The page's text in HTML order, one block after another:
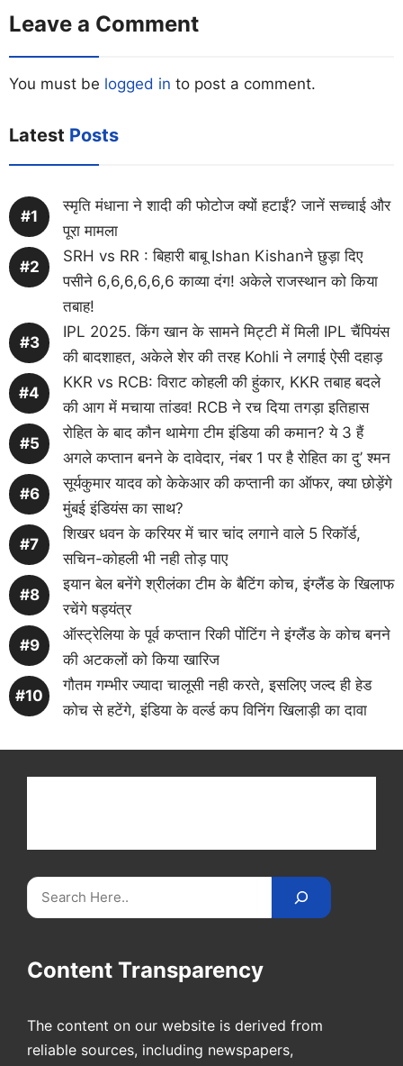
Leave a Comment
You must be logged in to post a comment.
Latest Posts
स्मृति मंधाना ने शादी की फोटोज क्यों हटाईं? जानें सच्चाई और
पूरा मामला
SRH vs RR : बिहारी बाबू Ishan Kishanने छुड़ा दिए
पसीने 6,6,6,6,6,6 काव्या दंग! अकेले राजस्थान को किया
तबाह!
IPL 2025. किंग खान के सामने मिट्टी में मिली IPL चैंपियंस
की बादशाहत, अकेले शेर की तरह Kohli ने लगाई ऐसी दहाड़
KKR vs RCB: विराट कोहली की हुंकार, KKR तबाह बदले
की आग में मचाया तांडव! RCB ने रच दिया तगड़ा इतिहास
रोहित के बाद कौन थामेगा टीम इंडिया की कमान? ये 3 हैं
अगले कप्तान बनने के दावेदार, नंबर 1 पर है रोहित का दु’ श्मन
सूर्यकुमार यादव को केकेआर की कप्तानी का ऑफर, क्या छोड़ेंगे
मुंबई इंडियंस का साथ?
शिखर धवन के करियर में चार चांद लगाने वाले 5 रिकॉर्ड,
सचिन-कोहली भी नही तोड़ पाए
इयान बेल बनेंगे श्रीलंका टीम के बैटिंग कोच, इंग्लैंड के खिलाफ
रचेंगे षड्यंत्र
ऑस्ट्रेलिया के पूर्व कप्तान रिकी पोंटिंग ने इंग्लैंड के कोच बनने
की अटकलों को किया खारिज
गौतम गम्भीर ज्यादा चालूसी नही करते, इसलिए जल्द ही हेड
कोच से हटेंगे, इंडिया के वर्ल्ड कप विनिंग खिलाड़ी का दावा
Search
Content Transparency
The content on our website is derived from
reliable sources, including newspapers,